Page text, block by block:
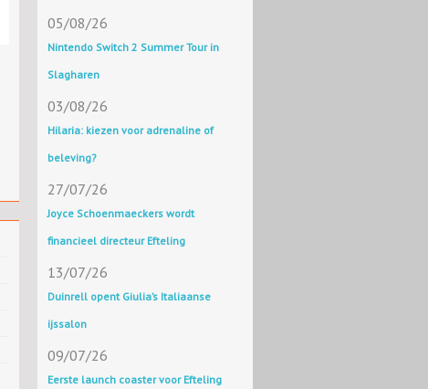
05/08/26
Nintendo Switch 2 Summer Tour in
Slagharen
03/08/26
Hilaria: kiezen voor adrenaline of
beleving?
27/07/26
Joyce Schoenmaeckers wordt
financieel directeur Efteling
13/07/26
Duinrell opent Giulia’s Italiaanse
ijssalon
09/07/26
Eerste launch coaster voor Efteling